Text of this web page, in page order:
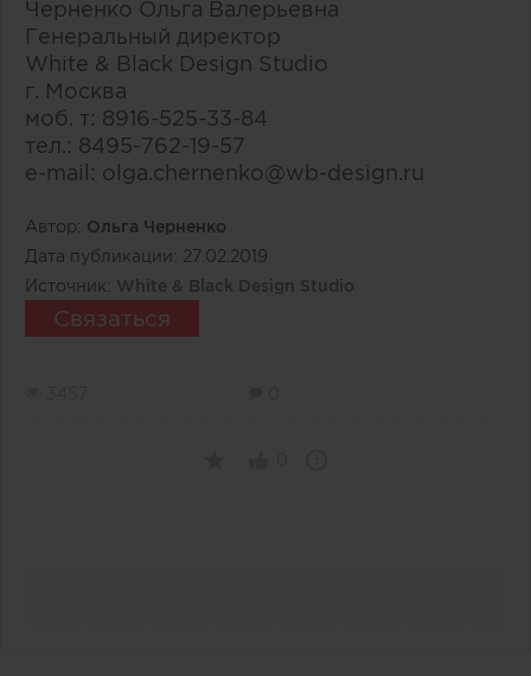
Черненко Ольга Валерьевна
Генеральный директор
White & Black Design Studio
г. Москва
моб. т: 8916-525-33-84
тел.: 8495-762-19-57
e-mail: olga.chernenko@wb-design.ru
Автор: Ольга Черненко
Дата публикации: 27.02.2019
Источник: White & Black Design Studio
Связаться